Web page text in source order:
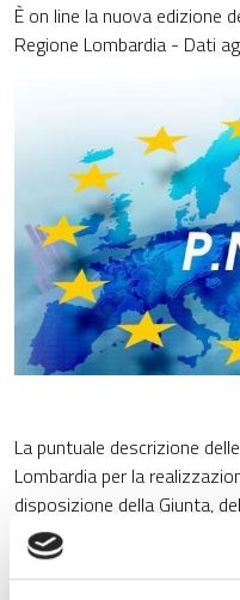
È on line la nuova edizione
Regione Lombardia - Dati
La puntuale descrizione
Lombardia per la
disposizione della Giunta,
stakeholder del territorio,
interessati dagli